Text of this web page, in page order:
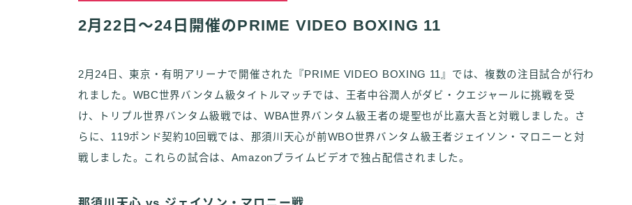
2月22日～24日開催のPRIME VIDEO BOXING 11
2月24日、東京・有明アリーナで開催された『PRIME VIDEO BOXING 11』では、複数の注目試合が行わ
れました。WBC世界バンタム級タイトルマッチでは、王者中谷潤人がダビ・クエジャールに挑戦を受
け、トリプル世界バンタム級戦では、WBA世界バンタム級王者の堤聖也が比嘉大吾と対戦しました。さ
らに、119ポンド契約10回戦では、那須川天心が前WBO世界バンタム級王者ジェイソン・マロニーと対
戦しました。これらの試合は、Amazonプライムビデオで独占配信されました。